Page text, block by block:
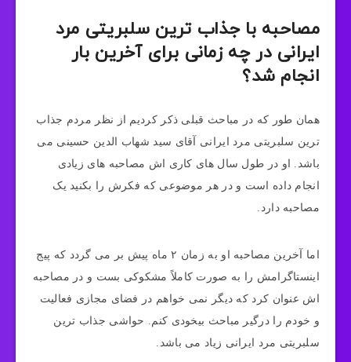
مصاحبه با جذاب ترین سلبریتی مرد
ایرانی در چه زمانی برای آخرین بار
انجام شد؟
همان طور که در مباحث قبلی ذکر کردیم از نظر مردم جذاب
ترین سلبریتی مرد ایرانی آقای سید شهاب الدین حسینی می
باشد. او در طول سال های کاری اش مصاحبه های زیادی
انجام داده است و در هر موضوعی که فکرش را بکنید یک
مصاحبه دارد.
اما آخرین مصاحبه او به زمان ۲ ماه پیش بر می‌ گردد که پیج
اینستاگرامش را به صورت کاملاً مشکوکی بست و در مصاحبه
اش عنوان کرد که دیگر نمی خواهم در فضای مجازی فعالیت
و خودم را درگیر مباحث بیخودی کنم. حواشی جذاب ترین
سلبریتی مرد ایرانی زیاد می باشد.